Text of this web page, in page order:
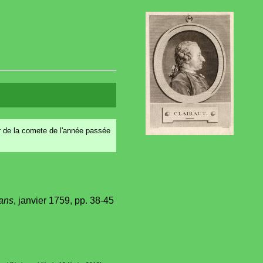
la comete de l'année passée
, janvier 1759, pp. 38-45